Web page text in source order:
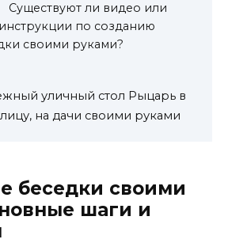
Существуют ли видео или
по созданию
своими руками?
уличный стол Рыцарь в
на дачи своими руками
беседки своими
шаги и